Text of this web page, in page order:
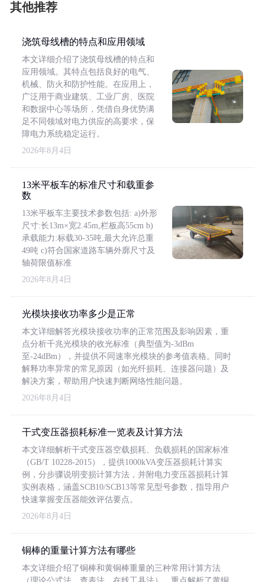
其他推荐
浇筑母线槽的特点和应用领域
本文详细介绍了浇筑母线槽的特点和
应用领域。其特点包括良好的电气、
机械、防火和防护性能。在应用上，
广泛用于商业建筑、工业厂房、医院
和数据中心等场所，凭借自身优势满
足不同领域对电力供应的高要求，保
障电力系统稳定运行。
2026年8月4日
13米平板车的标准尺寸和载重参
数
13米平板车主要技术参数包括: a)外形
尺寸:长13m×宽2.45m,栏板高55cm b)
承载能力:标载30-35吨,最大允许总重
49吨 c)符合国家道路车辆外廓尺寸及
轴荷限值标准
2026年8月4日
光模块接收功率多少是正常
本文详细解答光模块接收功率的正常范围及影响因素，重
点分析千兆光模块的收光标准（典型值为-3dBm
至-24dBm），并提供不同速率光模块的参考值表格。同时
解释功率异常的常见原因（如光纤损耗、连接器问题）及
解决方案，帮助用户快速判断网络性能问题。
2026年8月4日
干式变压器损耗标准一览表及计算方法
本文详细解析干式变压器空载损耗、负载损耗的国家标准
（GB/T 10228-2015），提供1000kVA变压器损耗计算实
例，分步骤说明变损计算方法，并附电力变压器损耗计算
实例表格，涵盖SCB10/SCB13等常见型号参数，指导用户
快速掌握变压器能效评估要点。
2026年8月4日
铜棒的重量计算方法有哪些
本文详细介绍了铜棒和黄铜棒重量的三种常用计算方法